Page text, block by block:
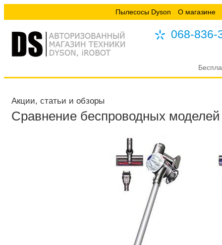
Пылесосы Dyson О магазине
068-836-
Акции, статьи и обзоры
Сравнение беспроводных